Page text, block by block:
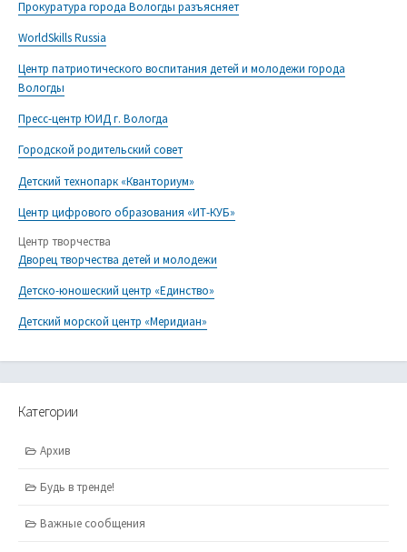
Прокуратура города Вологды разъясняет
WorldSkills Russia
Центр патриотического воспитания детей и молодежи города
Вологды
Пресс-центр ЮИД г. Вологда
Городской родительский совет
Детский технопарк «Кванториум»
Центр цифрового образования «ИТ-КУБ»
Центр творчества
Дворец творчества детей и молодежи
Детско-юношеский центр «Единство»
Детский морской центр «Меридиан»
Категории
Архив
Будь в тренде!
Важные сообщения